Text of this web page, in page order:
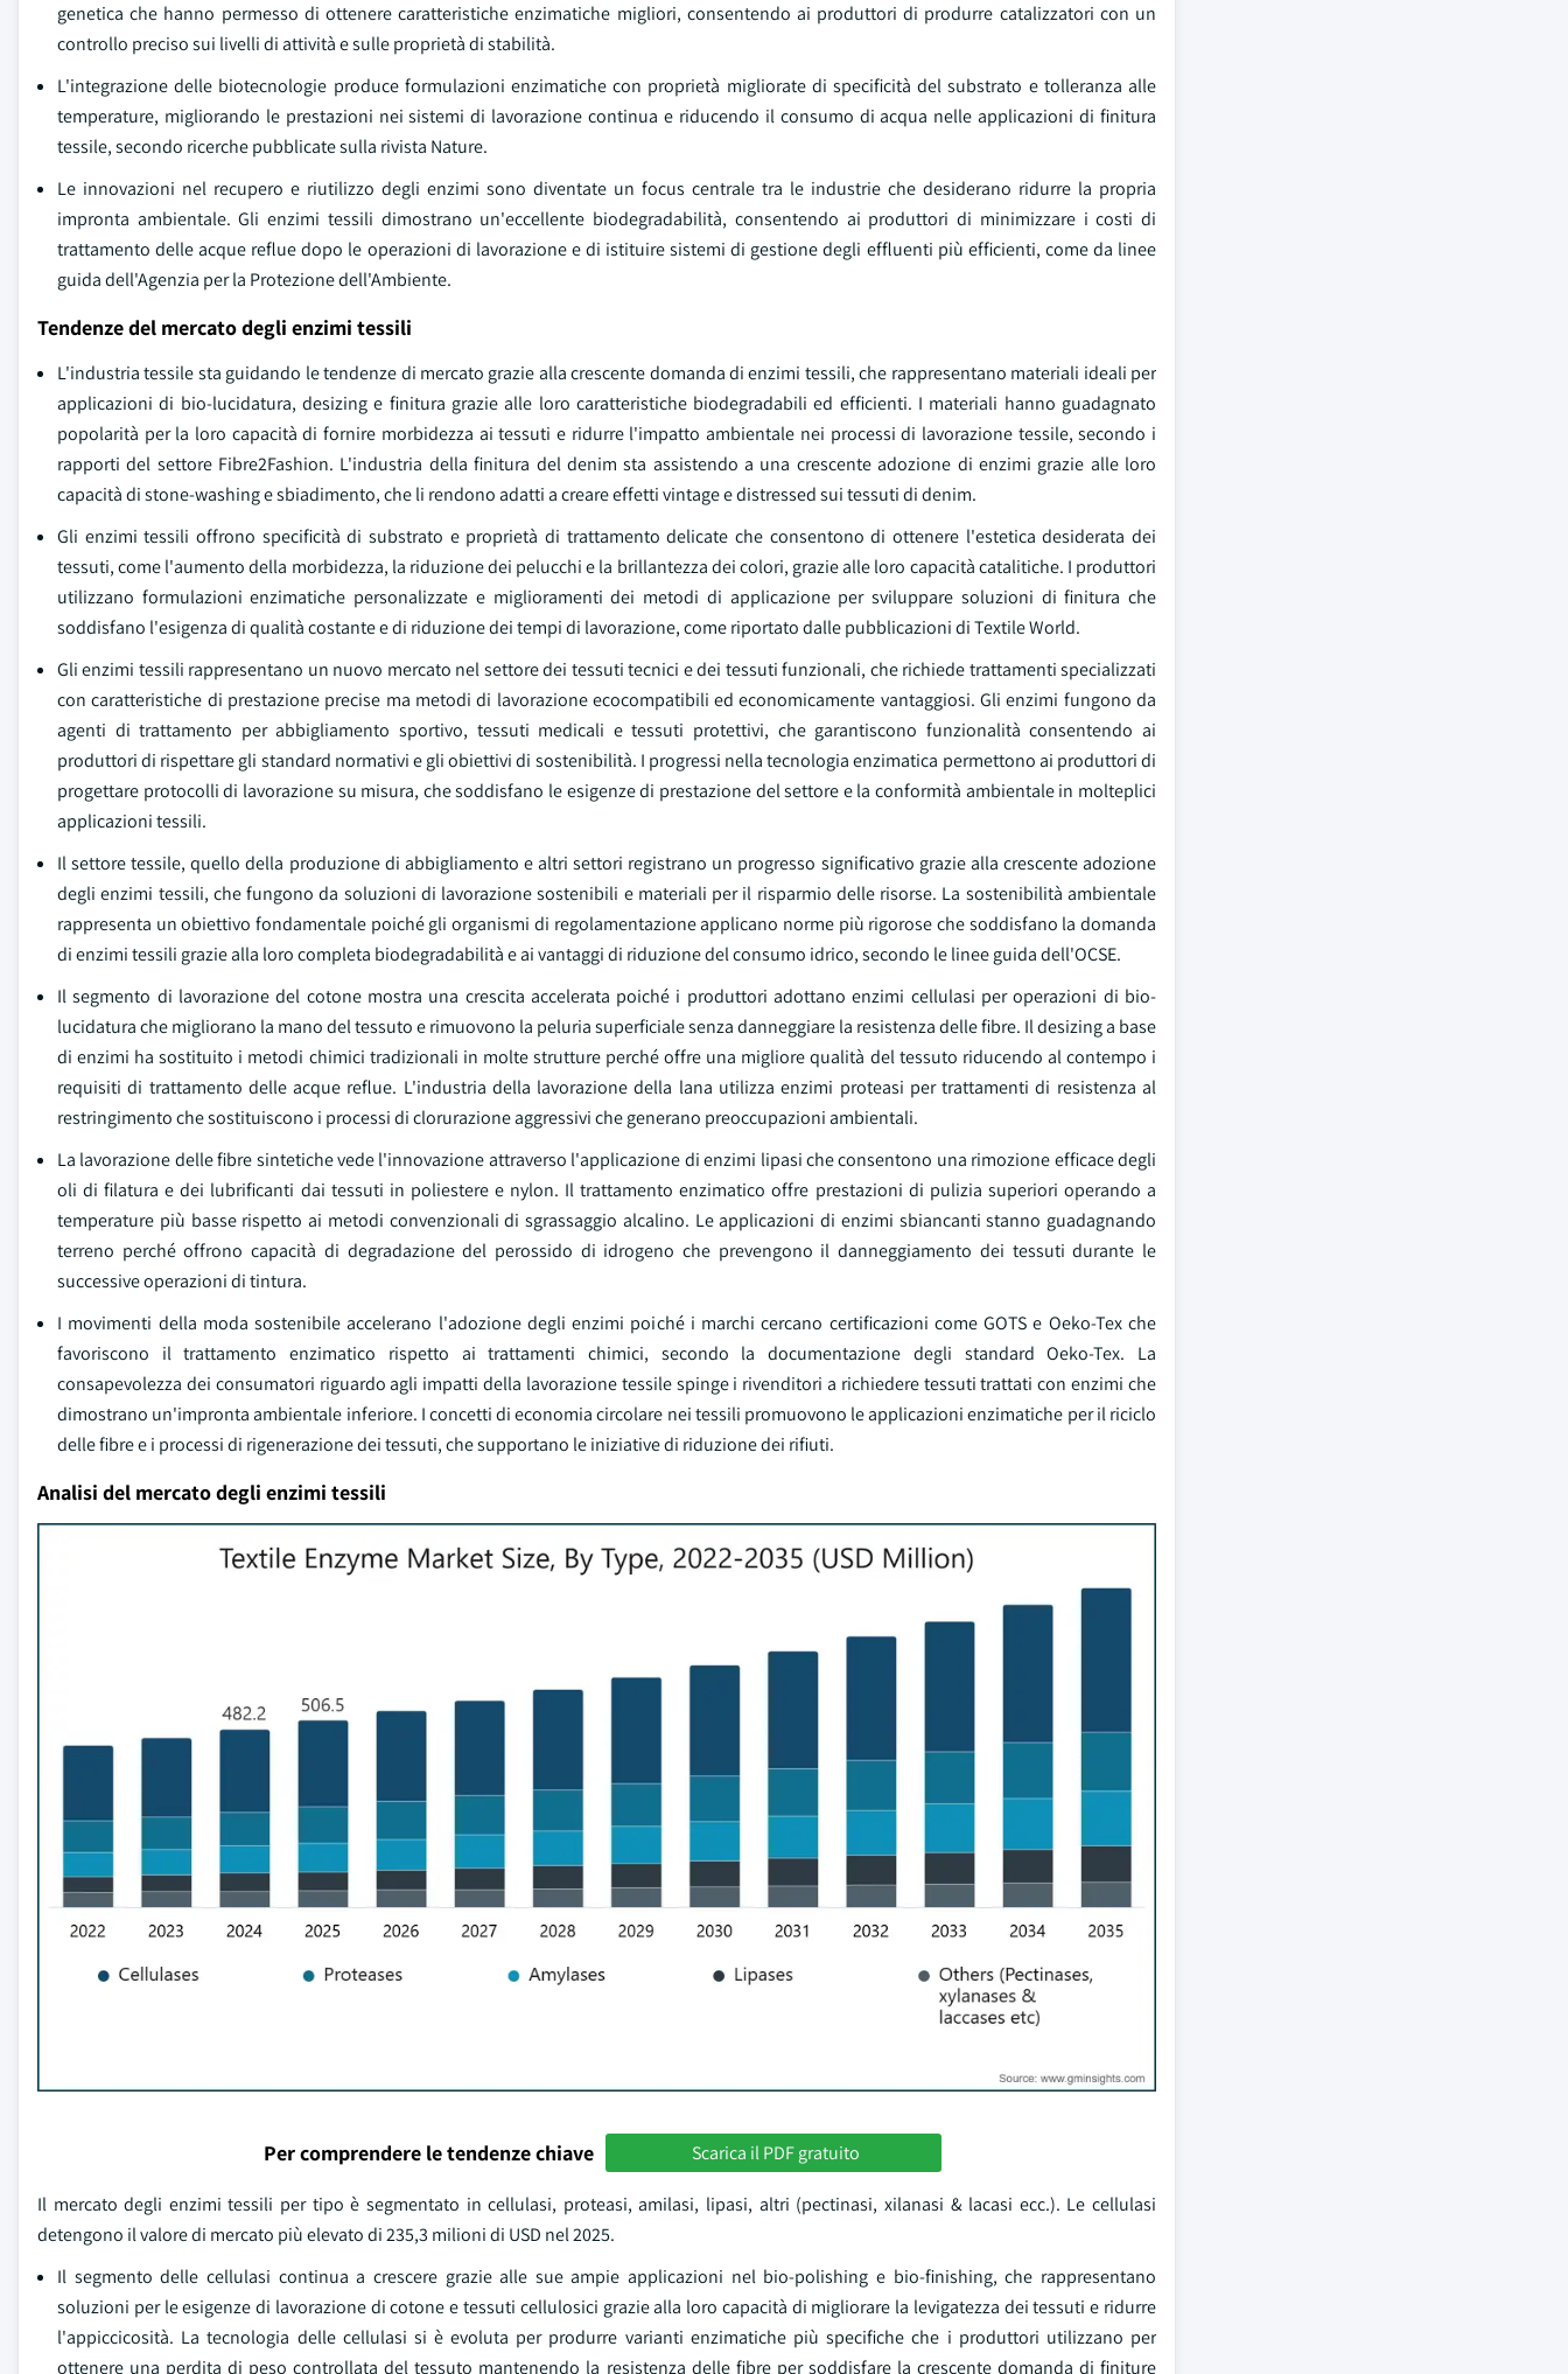
genetica che hanno permesso di ottenere caratteristiche enzimatiche migliori, consentendo ai produttori di produrre catalizzatori con un
controllo preciso sui livelli di attività e sulle proprietà di stabilità.
L'integrazione delle biotecnologie produce formulazioni enzimatiche con proprietà migliorate di specificità del substrato e tolleranza alle
temperature, migliorando le prestazioni nei sistemi di lavorazione continua e riducendo il consumo di acqua nelle applicazioni di finitura
tessile, secondo ricerche pubblicate sulla rivista Nature.
Le innovazioni nel recupero e riutilizzo degli enzimi sono diventate un focus centrale tra le industrie che desiderano ridurre la propria
impronta ambientale. Gli enzimi tessili dimostrano un'eccellente biodegradabilità, consentendo ai produttori di minimizzare i costi di
trattamento delle acque reflue dopo le operazioni di lavorazione e di istituire sistemi di gestione degli effluenti più efficienti, come da linee
guida dell'Agenzia per la Protezione dell'Ambiente.
Tendenze del mercato degli enzimi tessili
L'industria tessile sta guidando le tendenze di mercato grazie alla crescente domanda di enzimi tessili, che rappresentano materiali ideali per
applicazioni di bio-lucidatura, desizing e finitura grazie alle loro caratteristiche biodegradabili ed efficienti. I materiali hanno guadagnato
popolarità per la loro capacità di fornire morbidezza ai tessuti e ridurre l'impatto ambientale nei processi di lavorazione tessile, secondo i
rapporti del settore Fibre2Fashion. L'industria della finitura del denim sta assistendo a una crescente adozione di enzimi grazie alle loro
capacità di stone-washing e sbiadimento, che li rendono adatti a creare effetti vintage e distressed sui tessuti di denim.
Gli enzimi tessili offrono specificità di substrato e proprietà di trattamento delicate che consentono di ottenere l'estetica desiderata dei
tessuti, come l'aumento della morbidezza, la riduzione dei pelucchi e la brillantezza dei colori, grazie alle loro capacità catalitiche. I produttori
utilizzano formulazioni enzimatiche personalizzate e miglioramenti dei metodi di applicazione per sviluppare soluzioni di finitura che
soddisfano l'esigenza di qualità costante e di riduzione dei tempi di lavorazione, come riportato dalle pubblicazioni di Textile World.
Gli enzimi tessili rappresentano un nuovo mercato nel settore dei tessuti tecnici e dei tessuti funzionali, che richiede trattamenti specializzati
con caratteristiche di prestazione precise ma metodi di lavorazione ecocompatibili ed economicamente vantaggiosi. Gli enzimi fungono da
agenti di trattamento per abbigliamento sportivo, tessuti medicali e tessuti protettivi, che garantiscono funzionalità consentendo ai
produttori di rispettare gli standard normativi e gli obiettivi di sostenibilità. I progressi nella tecnologia enzimatica permettono ai produttori di
progettare protocolli di lavorazione su misura, che soddisfano le esigenze di prestazione del settore e la conformità ambientale in molteplici
applicazioni tessili.
Il settore tessile, quello della produzione di abbigliamento e altri settori registrano un progresso significativo grazie alla crescente adozione
degli enzimi tessili, che fungono da soluzioni di lavorazione sostenibili e materiali per il risparmio delle risorse. La sostenibilità ambientale
rappresenta un obiettivo fondamentale poiché gli organismi di regolamentazione applicano norme più rigorose che soddisfano la domanda
di enzimi tessili grazie alla loro completa biodegradabilità e ai vantaggi di riduzione del consumo idrico, secondo le linee guida dell'OCSE.
Il segmento di lavorazione del cotone mostra una crescita accelerata poiché i produttori adottano enzimi cellulasi per operazioni di bio-
lucidatura che migliorano la mano del tessuto e rimuovono la peluria superficiale senza danneggiare la resistenza delle fibre. Il desizing a base
di enzimi ha sostituito i metodi chimici tradizionali in molte strutture perché offre una migliore qualità del tessuto riducendo al contempo i
requisiti di trattamento delle acque reflue. L'industria della lavorazione della lana utilizza enzimi proteasi per trattamenti di resistenza al
restringimento che sostituiscono i processi di clorurazione aggressivi che generano preoccupazioni ambientali.
La lavorazione delle fibre sintetiche vede l'innovazione attraverso l'applicazione di enzimi lipasi che consentono una rimozione efficace degli
oli di filatura e dei lubrificanti dai tessuti in poliestere e nylon. Il trattamento enzimatico offre prestazioni di pulizia superiori operando a
temperature più basse rispetto ai metodi convenzionali di sgrassaggio alcalino. Le applicazioni di enzimi sbiancanti stanno guadagnando
terreno perché offrono capacità di degradazione del perossido di idrogeno che prevengono il danneggiamento dei tessuti durante le
successive operazioni di tintura.
I movimenti della moda sostenibile accelerano l'adozione degli enzimi poiché i marchi cercano certificazioni come GOTS e Oeko-Tex che
favoriscono il trattamento enzimatico rispetto ai trattamenti chimici, secondo la documentazione degli standard Oeko-Tex. La
consapevolezza dei consumatori riguardo agli impatti della lavorazione tessile spinge i rivenditori a richiedere tessuti trattati con enzimi che
dimostrano un'impronta ambientale inferiore. I concetti di economia circolare nei tessili promuovono le applicazioni enzimatiche per il riciclo
delle fibre e i processi di rigenerazione dei tessuti, che supportano le iniziative di riduzione dei rifiuti.
Analisi del mercato degli enzimi tessili
Per comprendere le tendenze chiave Scarica il PDF gratuito
Il mercato degli enzimi tessili per tipo è segmentato in cellulasi, proteasi, amilasi, lipasi, altri (pectinasi, xilanasi & lacasi ecc.). Le cellulasi
detengono il valore di mercato più elevato di 235,3 milioni di USD nel 2025.
Il segmento delle cellulasi continua a crescere grazie alle sue ampie applicazioni nel bio-polishing e bio-finishing, che rappresentano
soluzioni per le esigenze di lavorazione di cotone e tessuti cellulosici grazie alla loro capacità di migliorare la levigatezza dei tessuti e ridurre
l'appiccicosità. La tecnologia delle cellulasi si è evoluta per produrre varianti enzimatiche più specifiche che i produttori utilizzano per
ottenere una perdita di peso controllata del tessuto mantenendo la resistenza delle fibre per soddisfare la crescente domanda di finiture